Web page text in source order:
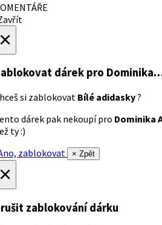
dárek pro
si zablokovat Bílé adidasky?
dárek pak nekoupí pro Dominika
ty :)
zablokovat
× Zpět
zablokování dárku